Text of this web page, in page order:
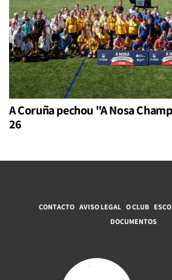
A Coruña pechou "A Nosa
26
CONTACTO AVISO LEGAL O CLUB
DOCUMENTOS